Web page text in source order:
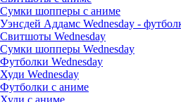
Сумки шопперы с аниме
Уэнсдей Аддамс Wednesday -
Свитшоты Wednesday
Сумки шопперы Wednesday
Футболки Wednesday
Худи Wednesday
Футболки с аниме
Худи с аниме